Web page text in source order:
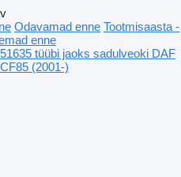
Odavamad enne Tootmisaasta -
enne